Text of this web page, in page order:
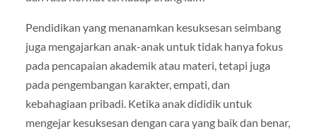
Pendidikan yang menanamkan kesuksesan seimbang
juga mengajarkan anak-anak untuk tidak hanya fokus
pada pencapaian akademik atau materi, tetapi juga
pada pengembangan karakter, empati, dan
kebahagiaan pribadi. Ketika anak dididik untuk
mengejar kesuksesan dengan cara yang baik dan benar,